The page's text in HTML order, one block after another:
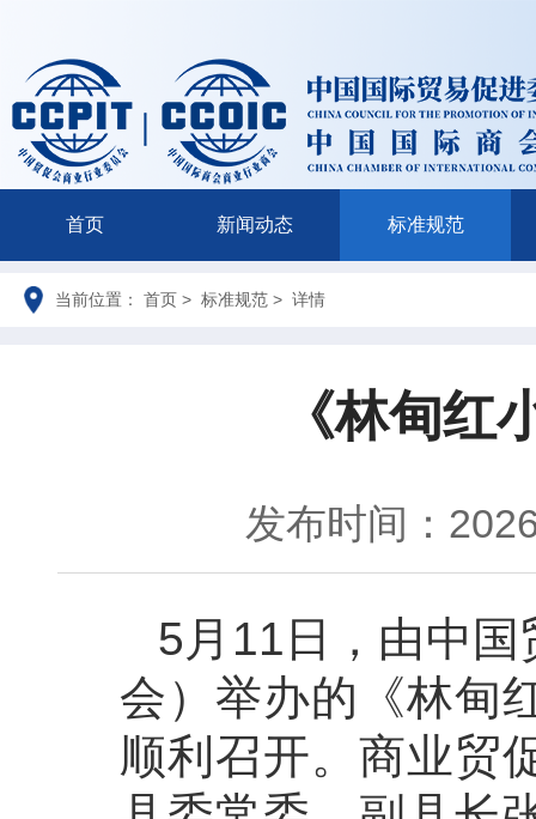
首页 新闻动态 标准规范
当前位置： 首页 > 标准规范 > 详情
《林甸
发布时间：
5月11日，由中
会）举办的《林甸
顺利召开。商业贸